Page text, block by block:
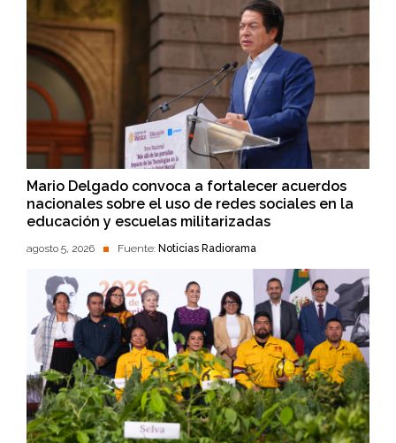
Mario Delgado convoca a fortalecer acuerdos
nacionales sobre el uso de redes sociales en la
educación y escuelas militarizadas
agosto 5, 2026 Fuente: Noticias Radiorama